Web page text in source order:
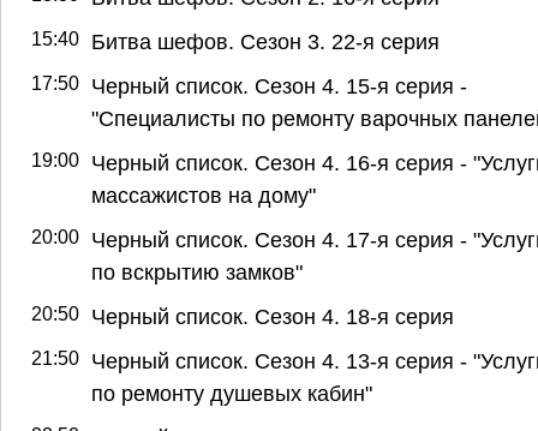
15:40 Битва шефов. Сезон 3. 22-я серия
17:50
Черный список. Сезон 4. 15-я серия -
"Специалисты по ремонту варочных
19:00
Черный список. Сезон 4. 16-я серия -
массажистов на дому"
20:00
Черный список. Сезон 4. 17-я серия -
по вскрытию замков"
20:50 Черный список. Сезон 4. 18-я серия
21:50
Черный список. Сезон 4. 13-я серия -
по ремонту душевых кабин"